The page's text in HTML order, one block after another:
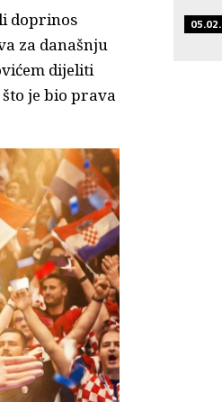
doprinos
za današnju
dijeliti
je bio prava
05.02.